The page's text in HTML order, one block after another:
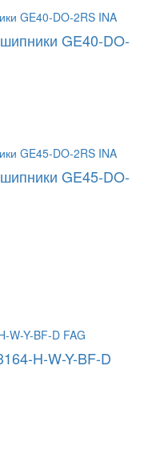
GE40-DO-
GE45-DO-
H-W-Y-BF-D